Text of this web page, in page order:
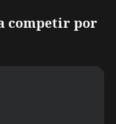
competir por